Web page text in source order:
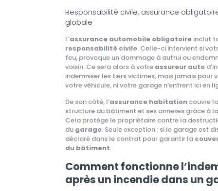
Responsabilité civile, assurance
globale
L’assurance automobile obligatoire inclut
responsabilité civile. Celle-ci intervient si
feu, provoque un dommage à autrui ou
voisin. Ce sera alors à votre assureur auto
indemniser les tiers victimes, mais jamais pour
votre véhicule, ni votre garage n’entrent ici en
De son côté, l’assurance habitation couvre
structure du bâtiment et ses annexes grâce à
Cela protège le propriétaire contre la
du garage. Seule exception : si le garage est
déclaré dans le contrat pour garantir la
du bâtiment.
Comment fonctionne
après un incendie dans un